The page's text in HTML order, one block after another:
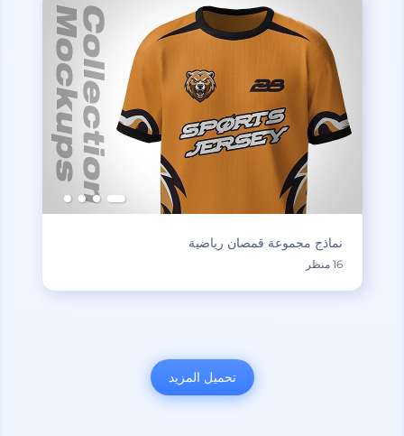
نماذج مجموعة قمصان رياضية
16 منظر
تحميل المزيد